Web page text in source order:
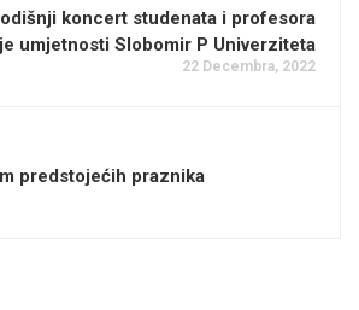
koncert studenata i profesora
umjetnosti Slobomir P Univerziteta
22 Decembra, 2022
predstojećih praznika